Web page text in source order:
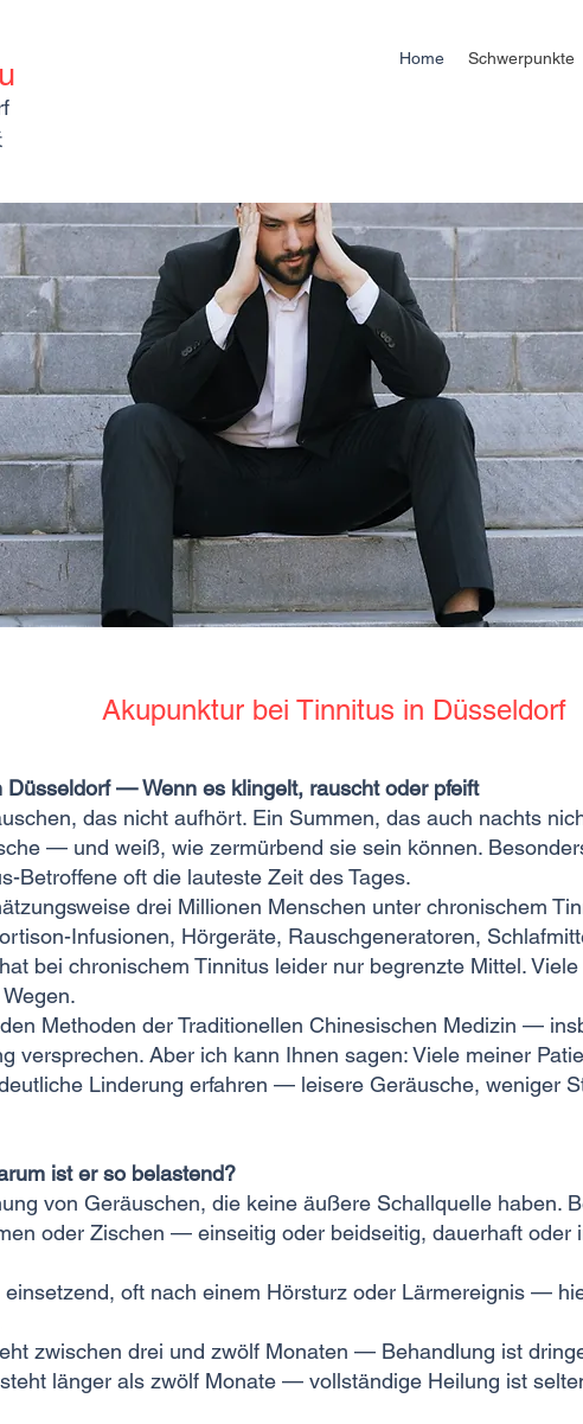
Home Schwerpunkte
Akupunktur bei Tinnitus in Düsseldorf
Düsseldorf — Wenn es klingelt, rauscht oder pfeift
das nicht aufhört. Ein Summen, das auch nachts
— und weiß, wie zermürbend sie sein können.
Betroffene oft die lauteste Zeit des Tages.
drei Millionen Menschen unter chronischem
Infusionen, Hörgeräte, Rauschgeneratoren,
bei chronischem Tinnitus leider nur begrenzte Mittel.
Methoden der Traditionellen Chinesischen Medizin —
versprechen. Aber ich kann Ihnen sagen: Viele meiner
Linderung erfahren — leisere Geräusche, weniger
ist er so belastend?
von Geräuschen, die keine äußere Schallquelle haben.
oder Zischen — einseitig oder beidseitig, dauerhaft oder
oft nach einem Hörsturz oder Lärmereignis —
zwischen drei und zwölf Monaten — Behandlung ist
länger als zwölf Monate — vollständige Heilung ist